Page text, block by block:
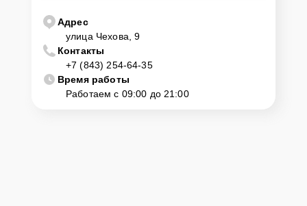
Адрес
улица Чехова, 9
Контакты
+7 (843) 254-64-35
Время работы
Работаем с 09:00 до 21:00